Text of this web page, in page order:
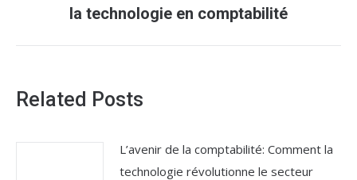
suivant
la technologie en comptabilité
Related Posts
L’avenir de la comptabilité: Comment la
technologie révolutionne le secteur